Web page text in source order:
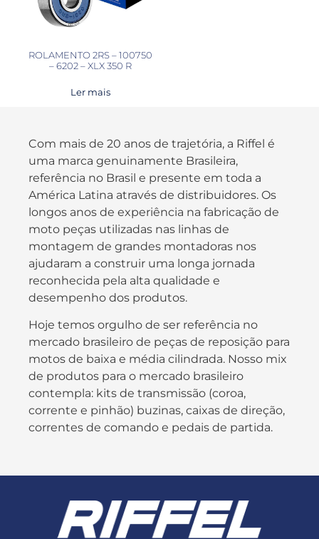
ROLAMENTO 2RS – 100750
– 6202 – XLX 350 R
Ler mais
Com mais de 20 anos de trajetória, a Riffel é
uma marca genuinamente Brasileira,
referência no Brasil e presente em toda a
América Latina através de distribuidores. Os
longos anos de experiência na fabricação de
moto peças utilizadas nas linhas de
montagem de grandes montadoras nos
ajudaram a construir uma longa jornada
reconhecida pela alta qualidade e
desempenho dos produtos.
Hoje temos orgulho de ser referência no
mercado brasileiro de peças de reposição para
motos de baixa e média cilindrada. Nosso mix
de produtos para o mercado brasileiro
contempla: kits de transmissão (coroa,
corrente e pinhão) buzinas, caixas de direção,
correntes de comando e pedais de partida.